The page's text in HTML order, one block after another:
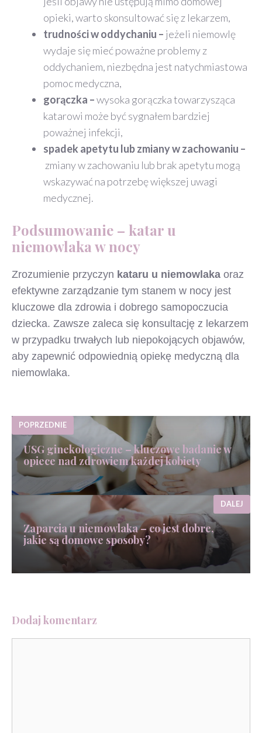
opieki, warto skonsultować się z lekarzem,
trudności w oddychaniu – jeżeli niemowlę
wydaje się mieć poważne problemy z
oddychaniem, niezbędna jest natychmiastowa
pomoc medyczna,
gorączka –wysoka gorączka towarzysząca
katarowi może być sygnałem bardziej
poważnej infekcji,
spadek apetytu lub zmiany w zachowaniu –
zmiany w zachowaniu lub brak apetytu mogą
wskazywać na potrzebę większej uwagi
medycznej.
Podsumowanie – katar u
niemowlaka w nocy
Zrozumienie przyczyn kataru u niemowlaka oraz
efektywne zarządzanie tym stanem w nocy jest
kluczowe dla zdrowia i dobrego samopoczucia
dziecka. Zawsze zaleca się konsultację z lekarzem
w przypadku trwałych lub niepokojących objawów,
aby zapewnić odpowiednią opiekę medyczną dla
niemowlaka.
POPRZEDNIE
USG ginekologiczne – kluczowe badanie w
opiece nad zdrowiem każdej kobiety
Zaparcia u niemowlaka – co jest dobre,
jakie są domowe sposoby?
DALEJ
Dodaj komentarz